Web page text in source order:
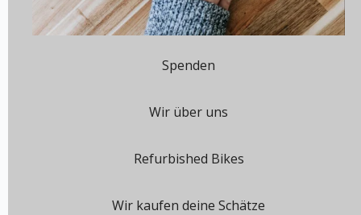
Spenden
Wir über uns
Refurbished Bikes
Wir kaufen deine Schätze